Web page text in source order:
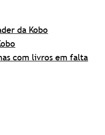
da Kobo
com livros em falta